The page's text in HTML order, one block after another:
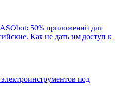
50% приложений для
Как не дать им доступ к
под